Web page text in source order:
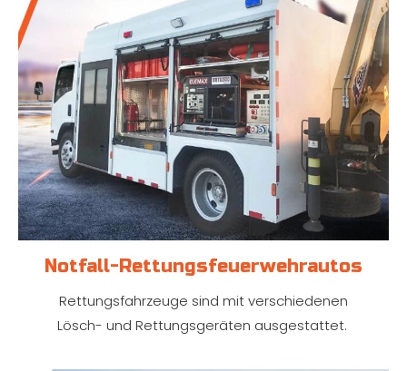
Notfall-Rettungsfeuerwehrautos
Rettungsfahrzeuge sind mit verschiedenen
Lösch- und Rettungsgeräten ausgestattet.